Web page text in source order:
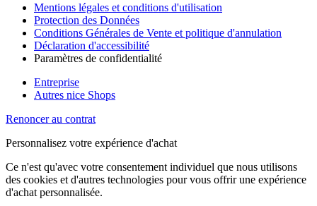
Mentions légales et conditions d'utilisation
Protection des Données
Conditions Générales de Vente et politique d'annulation
Déclaration d'accessibilité
Paramètres de confidentialité
Entreprise
Autres nice Shops
Renoncer au contrat
Personnalisez votre expérience d'achat
Ce n'est qu'avec votre consentement individuel que nous utilisons
des cookies et d'autres technologies pour vous offrir une expérience
d'achat personnalisée.